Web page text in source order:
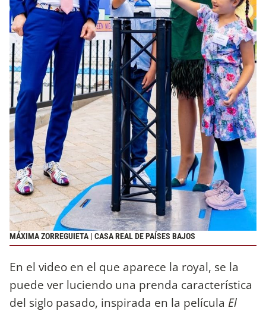
MÁXIMA ZORREGUIETA | CASA REAL DE PAÍSES BAJOS
En el video en el que aparece la royal, se la
puede ver luciendo una prenda característica
del siglo pasado, inspirada en la película El